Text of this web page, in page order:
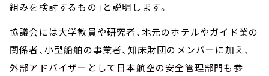
組みを検討するもの」と説明します。
協議会には大学教員や研究者、地元のホテルやガイド業の
関係者、小型船舶の事業者、知床財団のメンバーに加え、
外部アドバイザーとして日本航空の安全管理部門も参